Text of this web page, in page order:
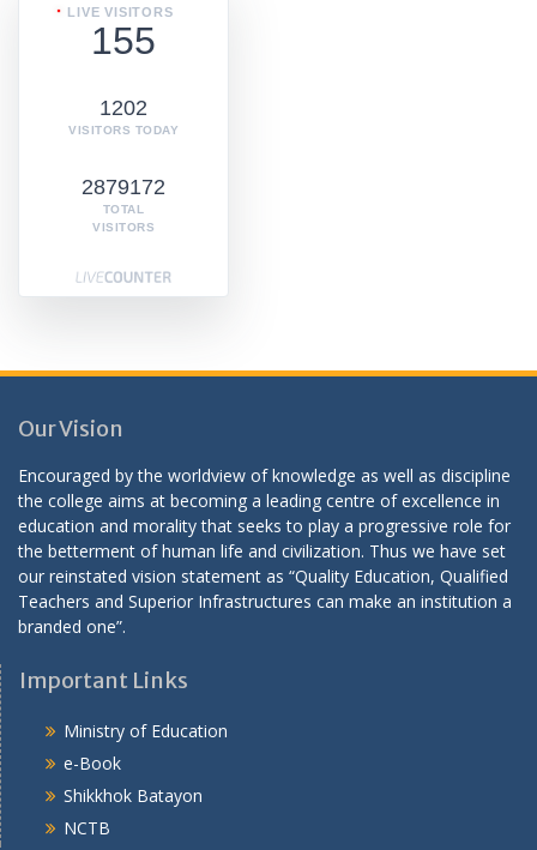
LIVE VISITORS
155
1202
VISITORS TODAY
2879172
TOTAL
VISITORS
Our Vision
Encouraged by the worldview of knowledge as well as discipline
the college aims at becoming a leading centre of excellence in
education and morality that seeks to play a progressive role for
the betterment of human life and civilization. Thus we have set
our reinstated vision statement as “Quality Education, Qualified
Teachers and Superior Infrastructures can make an institution a
branded one”.
Important Links
Ministry of Education
e-Book
Shikkhok Batayon
NCTB